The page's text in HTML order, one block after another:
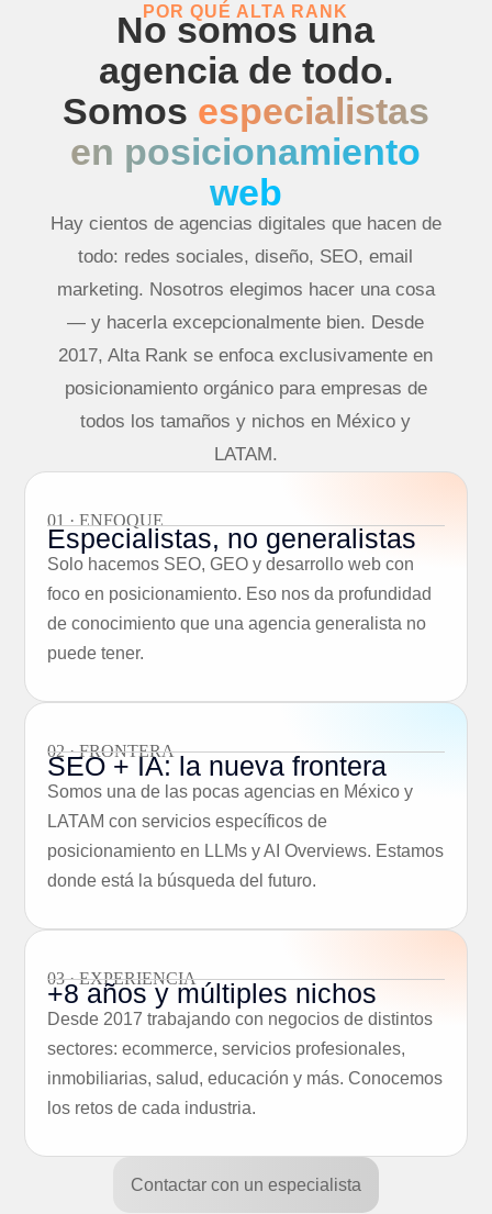
POR QUÉ ALTA RANK
No somos una
agencia de todo.
Somos especialistas
en posicionamiento
web
Hay cientos de agencias digitales que hacen de
todo: redes sociales, diseño, SEO, email
marketing. Nosotros elegimos hacer una cosa
— y hacerla excepcionalmente bien. Desde
2017, Alta Rank se enfoca exclusivamente en
posicionamiento orgánico para empresas de
todos los tamaños y nichos en México y
LATAM.
01 · ENFOQUE
Especialistas, no generalistas
Solo hacemos SEO, GEO y desarrollo web con
foco en posicionamiento. Eso nos da profundidad
de conocimiento que una agencia generalista no
puede tener.
02 · FRONTERA
SEO + IA: la nueva frontera
Somos una de las pocas agencias en México y
LATAM con servicios específicos de
posicionamiento en LLMs y AI Overviews. Estamos
donde está la búsqueda del futuro.
03 · EXPERIENCIA
+8 años y múltiples nichos
Desde 2017 trabajando con negocios de distintos
sectores: ecommerce, servicios profesionales,
inmobiliarias, salud, educación y más. Conocemos
los retos de cada industria.
Contactar con un especialista